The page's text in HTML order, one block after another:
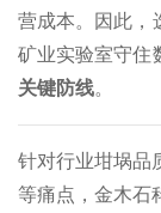
营成本。因此，
矿业实验室守住
关键防线。
针对行业坩埚品
等痛点，金木石